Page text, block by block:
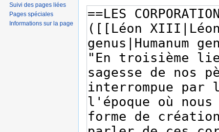
Suivi des pages liées
Pages spéciales
Informations sur la page